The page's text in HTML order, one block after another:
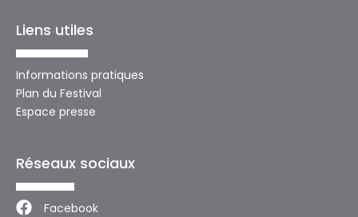
Liens utiles
Informations pratiques
Plan du Festival
Espace presse
Réseaux sociaux
Facebook